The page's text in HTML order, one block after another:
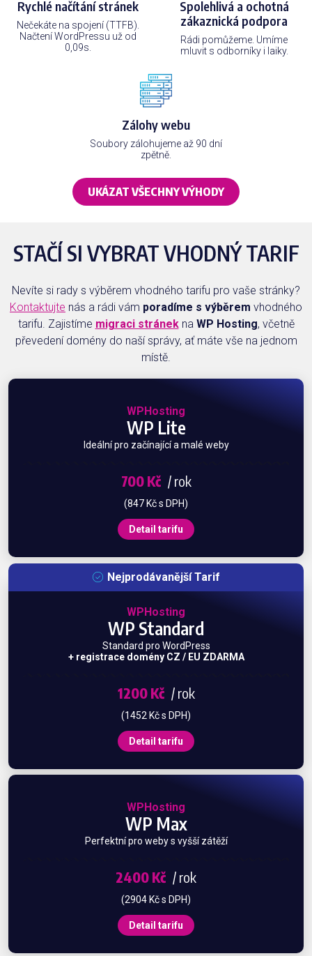
Rychlé načítání stránek
Nečekáte na spojení (TTFB).
Načtení WordPressu už od
0,09s.
Spolehlivá a ochotná
zákaznická podpora
Rádi pomůžeme. Umíme
mluvit s odborníky i laiky.
Zálohy webu
Soubory zálohujeme až 90 dní
zpětně.
UKÁZAT VŠECHNY VÝHODY
STAČÍ SI VYBRAT VHODNÝ TARIF
Nevíte si rady s výběrem vhodného tarifu pro vaše stránky?
Kontaktujte nás a rádi vám poradíme s výběrem vhodného
tarifu. Zajistíme migraci stránekna WP Hosting, včetně
převedení domény do naší správy, ať máte vše na jednom
místě.
WPHosting
WP Lite
Ideální pro začínající a malé weby
700 Kč / rok
(847 Kč s DPH)
Detail tarifu
Nejprodávanější Tarif
WPHosting
WP Standard
Standard pro WordPress
+ registrace domény CZ / EU ZDARMA
1200 Kč / rok
(1452 Kč s DPH)
Detail tarifu
WPHosting
WP Max
Perfektní pro weby s vyšší zátěží
2400 Kč / rok
(2904 Kč s DPH)
Detail tarifu